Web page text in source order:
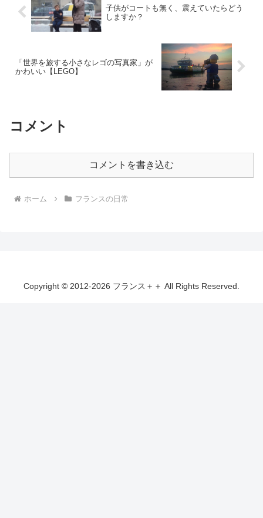
子供がコートも無く、震えていたらどう
しますか？
「世界を旅する小さなレゴの写真家」が
かわいい【LEGO】
コメント
コメントを書き込む
ホーム フランスの日常
Copyright © 2012-2026 フランス＋＋ All Rights Reserved.